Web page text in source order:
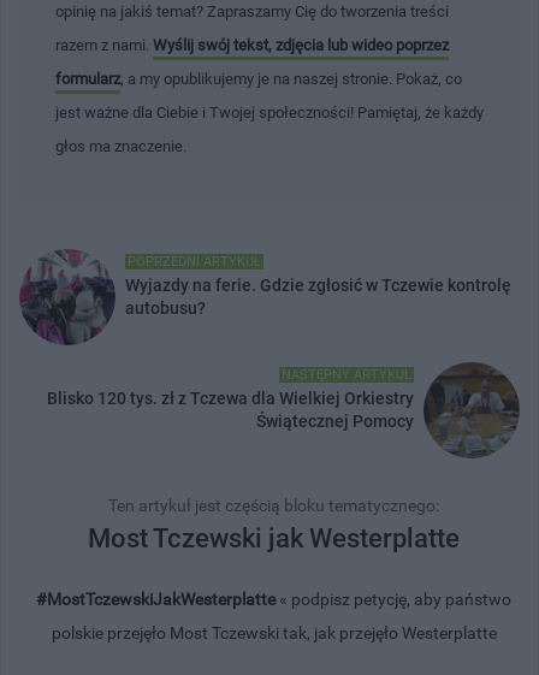
opinię na jakiś temat? Zapraszamy Cię do tworzenia treści
razem z nami. Wyślij swój tekst, zdjęcia lub wideo poprzez
formularz , a my opublikujemy je na naszej stronie. Pokaż, co
jest ważne dla Ciebie i Twojej społeczności! Pamiętaj, że każdy
głos ma znaczenie.
POPRZEDNI ARTYKUŁ
Wyjazdy na ferie. Gdzie zgłosić w Tczewie kontrolę
autobusu?
NASTĘPNY ARTYKUŁ
Blisko 120 tys. zł z Tczewa dla Wielkiej Orkiestry
Świątecznej Pomocy
Ten artykuł jest częścią bloku tematycznego:
Most Tczewski jak Westerplatte
#MostTczewskiJakWesterplatte« podpisz petycję, aby państwo
polskie przejęło Most Tczewski tak, jak przejęło Westerplatte